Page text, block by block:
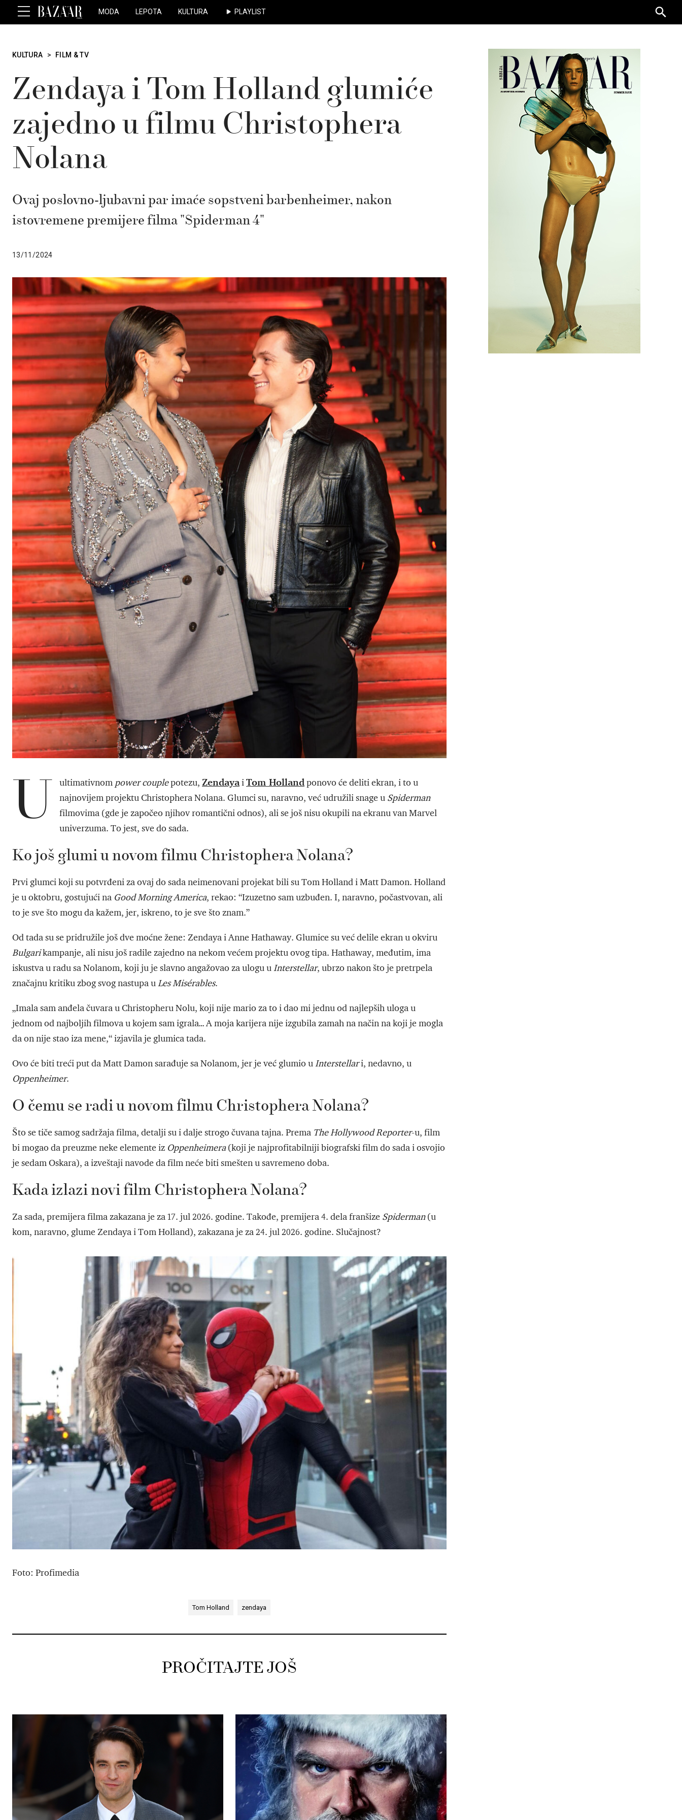
MODA LEPOTA KULTURA PLAYLIST
for:
KULTURA > FILM & TV
Zendaya i Tom Holland glumiće
zajedno u filmu Christophera
Nolana
Ovaj poslovno-ljubavni par imaće sopstveni barbenheimer, nakon
istovremene premijere filma "Spiderman 4"
13/11/2024
U ultimativnom power couplepotezu, ZendayaiTom Hollandponovo će deliti ekran, i to u
najnovijem projektu Christophera Nolana. Glumci su, naravno, već udružili snage u Spiderman
filmovima (gde je započeo njihov romantični odnos), ali se još nisu okupili na ekranu van Marvel
univerzuma. To jest, sve do sada.
Ko još glumi u novom filmu Christophera Nolana?
Prvi glumci koji su potvrđeni za ovaj do sada neimenovani projekat bili su Tom Holland i Matt Damon. Holland
je u oktobru, gostujući na Good Morning America, rekao: “Izuzetno sam uzbuđen. I, naravno, počastvovan, ali
to je sve što mogu da kažem, jer, iskreno, to je sve što znam.”
Od tada su se pridružile još dve moćne žene: Zendaya i Anne Hathaway. Glumice su već delile ekran u okviru
Bulgarikampanje, ali nisu još radile zajedno na nekom većem projektu ovog tipa. Hathaway, međutim, ima
iskustva u radu sa Nolanom, koji ju je slavno angažovao za ulogu uInterstellar, ubrzo nakon što je pretrpela
značajnu kritiku zbog svog nastupa uLes Misérables.
„Imala sam anđela čuvara u Christopheru Nolu, koji nije mario za to i dao mi jednu od najlepših uloga u
jednom od najboljih filmova u kojem sam igrala… A moja karijera nije izgubila zamah na način na koji je mogla
da on nije stao iza mene,“ izjavila je glumica tada.
Ovo će biti treći put da Matt Damon sarađuje sa Nolanom, jer je već glumio uInterstellari, nedavno, u
Oppenheimer.
O čemu se radi u novom filmu Christophera Nolana?
Što se tiče samog sadržaja filma, detalji su i dalje strogo čuvana tajna. Prema The Hollywood Reporter-u, film
bi mogao da preuzme neke elemente iz Oppenheimera(koji je najprofitabilniji biografski film do sada i osvojio
je sedam Oskara), a izveštaji navode da film neće biti smešten u savremeno doba.
Kada izlazi novi film Christophera Nolana?
Za sada, premijera filma zakazana je za 17. jul 2026. godine. Takođe, premijera 4. dela franšize Spiderman(u
kom, naravno, glume Zendaya i Tom Holland), zakazana je za 24. jul 2026. godine. Slučajnost?
Foto: Profimedia
Tom Holland zendaya
PROČITAJTE JOŠ